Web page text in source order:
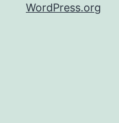
WordPress.org